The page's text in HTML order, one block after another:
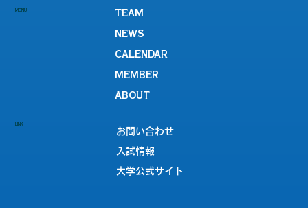
MENU
TEAM
NEWS
CALENDAR
MEMBER
ABOUT
LINK
お問い合わせ
入試情報
大学公式サイト